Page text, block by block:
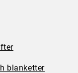
blanketter